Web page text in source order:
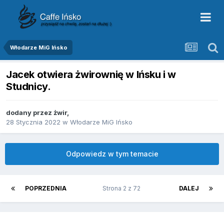
Włodarze MiG Ińsko
Jacek otwiera żwirownię w Ińsku i w
Studnicy.
dodany przez żwir,
28 Stycznia 2022 w Włodarze MiG Ińsko
Odpowiedz w tym temacie
POPRZEDNIA DALEJ
Strona 2 z 72